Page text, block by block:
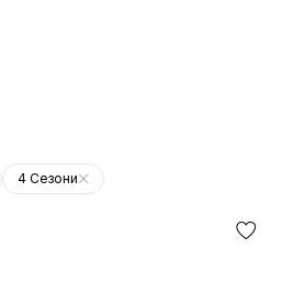
4 Сезони